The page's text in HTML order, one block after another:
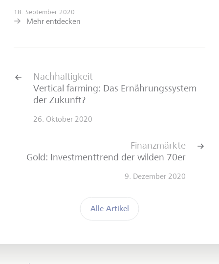
18. September 2020
Mehr entdecken
Nachhaltigkeit
Vertical farming: Das Ernährungs­system
der Zukunft?
26. Oktober 2020
Alle Artikel
Finanzmärkte
Gold: Investmenttrend der wilden 70er
9. Dezember 2020